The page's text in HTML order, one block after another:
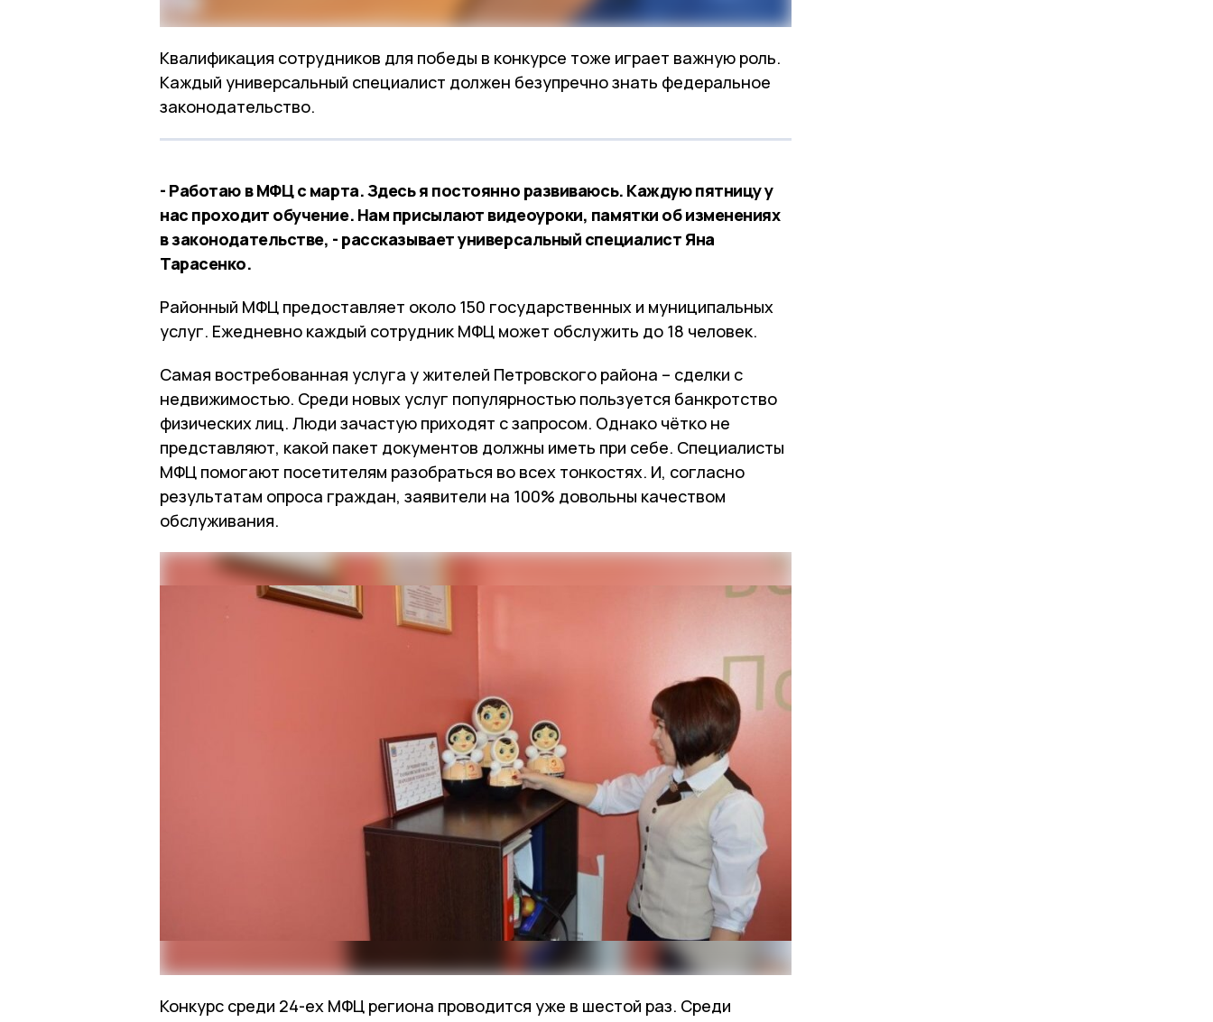
Квалификация сотрудников для победы в конкурсе тоже играет важную роль.
Каждый универсальный специалист должен безупречно знать федеральное
законодательство.
- Работаю в МФЦ с марта. Здесь я постоянно развиваюсь. Каждую пятницу у
нас проходит обучение. Нам присылают видеоуроки, памятки об изменениях
в законодательстве, - рассказывает универсальный специалист Яна
Тарасенко.
Районный МФЦ предоставляет около 150 государственных и муниципальных
услуг. Ежедневно каждый сотрудник МФЦ может обслужить до 18 человек.
Самая востребованная услуга у жителей Петровского района – сделки с
недвижимостью. Среди новых услуг популярностью пользуется банкротство
физических лиц. Люди зачастую приходят с запросом. Однако чётко не
представляют, какой пакет документов должны иметь при себе. Специалисты
МФЦ помогают посетителям разобраться во всех тонкостях. И, согласно
результатам опроса граждан, заявители на 100% довольны качеством
обслуживания.
Конкурс среди 24-ех МФЦ региона проводится уже в шестой раз. Среди